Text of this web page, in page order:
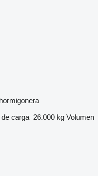
carga 26.000 kg Volumen